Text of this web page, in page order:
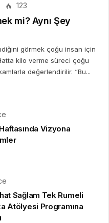
123
mi? Aynı Şey
görmek çoğu insan için
kilo verme süreci çoğu
değerlendirilir. “Bu...
Vizyona
Sağlam Tek Rumeli
Atölyesi Programına